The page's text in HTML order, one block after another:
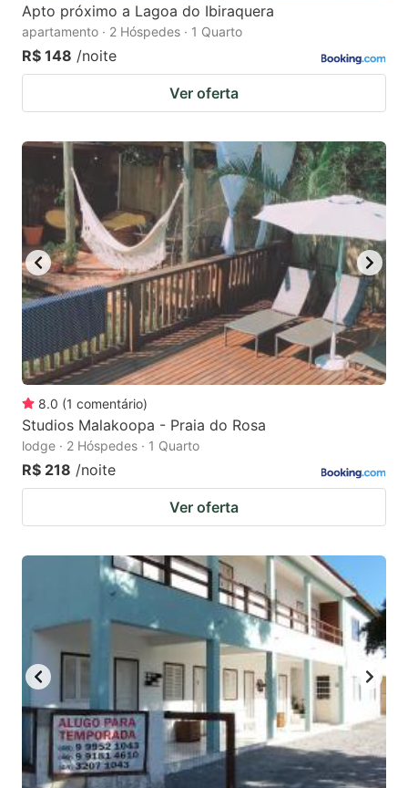
Apto próximo a Lagoa do Ibiraquera
apartamento · 2 Hóspedes · 1 Quarto
R$ 148 /noite
Ver oferta
8.0 (1 comentário)
Studios Malakoopa - Praia do Rosa
lodge · 2 Hóspedes · 1 Quarto
R$ 218 /noite
Ver oferta